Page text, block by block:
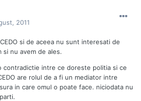
2011
si de aceea nu sunt interesati de
si nu avem de ales.
contradictie intre ce doreste politia si ce
are rolul de a fi un mediator intre
in care omul o poate face. niciodata nu